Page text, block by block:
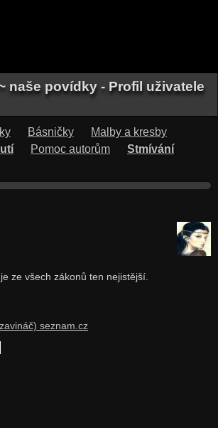
naše povídky - Profil uživatele
Básničky
Malby a kresby
Pomoc autorům
Stmívání
ze všech zákonů ten nejistější.
seznam.cz